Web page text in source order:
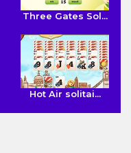
Three Gates Sol...
Hot Air solitai...